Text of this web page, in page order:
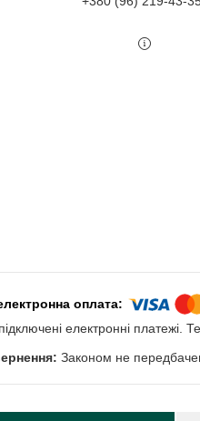
електронні
Законом не